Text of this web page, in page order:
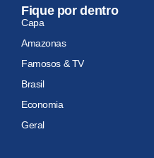
Fique por dentro
Capa
Amazonas
Famosos & TV
Brasil
Economia
Geral